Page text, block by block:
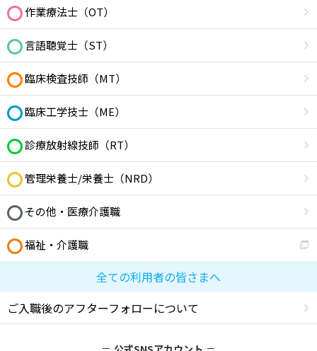
作業療法士（OT）
言語聴覚士（ST）
臨床検査技師（MT）
臨床工学技士（ME）
診療放射線技師（RT）
管理栄養士/栄養士（NRD）
その他・医療介護職
福祉・介護職
全ての利用者の皆さまへ
ご入職後のアフターフォローについて